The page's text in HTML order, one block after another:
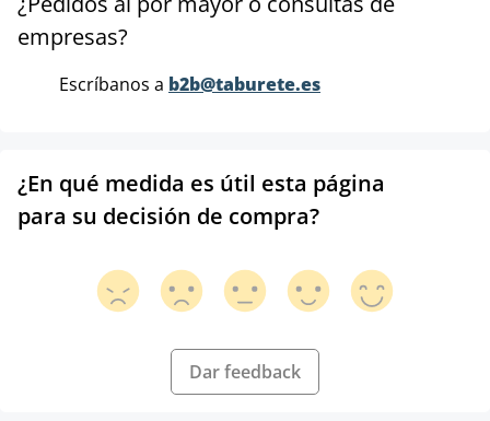
empresas?
Escríbanos a b2b@taburete.es
¿En qué medida es útil esta página
para su decisión de compra?
Dar feedback